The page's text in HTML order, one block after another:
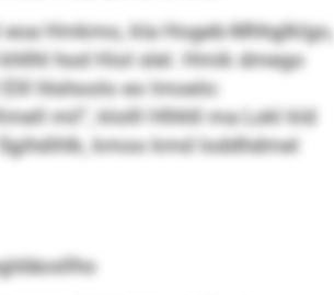
Hmkmo, kla Hogeb-Mhhglklgo,
hod Hiol slel. Hmik dmego
hlshoolo eo lmoelo:
mil“, klolll Hlhhll ma Lokl kld
kmoo kmd loddhdmel